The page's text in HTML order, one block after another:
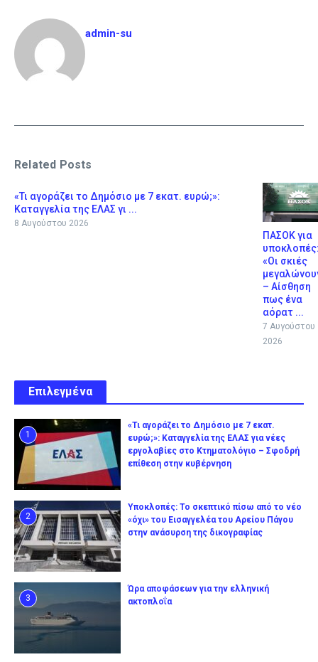
admin-su
Related Posts
«Τι αγοράζει το Δημόσιο με 7 εκατ. ευρώ;»:
Καταγγελία της ΕΛΑΣ γι ...
8 Αυγούστου 2026
ΠΑΣΟΚ για
«Οι σκιές
– Αίσθηση
πως ένα
αόρατ ...
7 Αυγούστου
2026
Επιλεγμένα
1
«Τι αγοράζει το Δημόσιο με 7 εκατ.
ευρώ;»: Καταγγελία της ΕΛΑΣ για νέες
εργολαβίες στο Κτηματολόγιο – Σφοδρή
επίθεση στην κυβέρνηση
2
Υποκλοπές: Το σκεπτικό πίσω από το νέο
«όχι» του Εισαγγελέα του Αρείου Πάγου
στην ανάσυρση της δικογραφίας
3
Ώρα αποφάσεων για την ελληνική
ακτοπλοΐα